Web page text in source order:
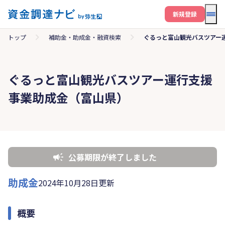
メ
新規登録
トップ 補助金・助成金・融資検索 ぐるっと富山観光バスツア
ぐるっと富山観光バスツアー運行支援
事業助成金（富山県）
公募期限が終了しました
助成金2024年10月28日更新
概要